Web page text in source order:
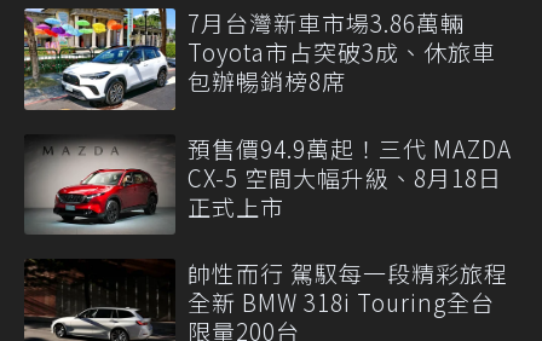
7月台灣新車市場3.86萬輛
Toyota市占突破3成、休旅車
包辦暢銷榜8席
預售價94.9萬起！三代 MAZDA
CX-5 空間大幅升級、8月18日
正式上市
帥性而行 駕馭每一段精彩旅程
全新 BMW 318i Touring全台
限量200台